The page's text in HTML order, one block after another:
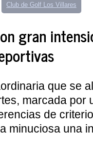
Club de Golf Los Villares
gran
que se
marcada por
de
minuciosa una